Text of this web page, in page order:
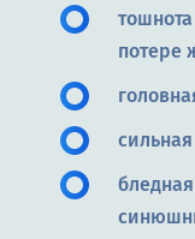
потере